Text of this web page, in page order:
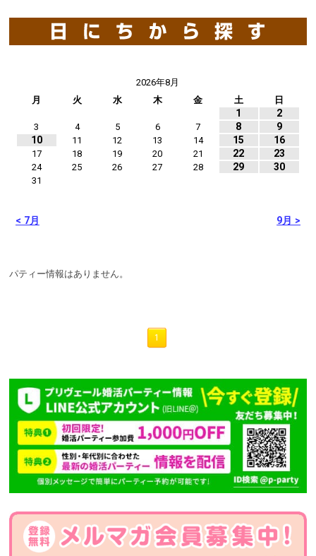
2026年8月
月
火 水 木 金 土 日
1 2
3 4 5 6 7 8
9
10
11 12 13 14 15 16
17 18 19 20 21 22 23
24 25 26 27 28 29 30
31
< 7月 9月 >
パティー情報はありません。
1